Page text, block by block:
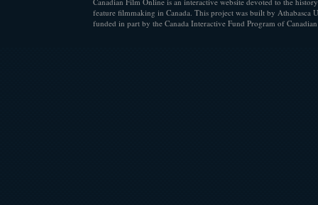
feature filmmaking in Canada. This project was built by Athabasca
funded in part by the Canada Interactive Fund Program of